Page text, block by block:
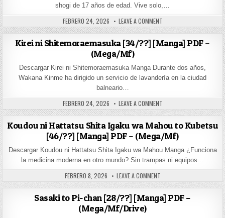
shogi de 17 años de edad. Vive solo,…
PUBLISHED DATE:
FEBRERO 24, 2026 LEAVE A COMMENTON 3-GATSU NO LION
Kirei ni Shitemoraemasuka [34/??] [Manga] PDF –
(Mega/Mf)
Descargar Kirei ni Shitemoraemasuka Manga Durante dos años,
Wakana Kinme ha dirigido un servicio de lavandería en la ciudad
balneario…
PUBLISHED DATE:
FEBRERO 24, 2026 LEAVE A COMMENTON KIREI NI
Koudou ni Hattatsu Shita Igaku wa Mahou to Kubetsu
[46/??] [Manga] PDF – (Mega/Mf)
Descargar Koudou ni Hattatsu Shita Igaku wa Mahou Manga ¿Funciona
la medicina moderna en otro mundo? Sin trampas ni equipos…
PUBLISHED DATE:
FEBRERO 8, 2026 LEAVE A COMMENTON KOUDOU NI
Sasaki to Pi-chan [28/??] [Manga] PDF –
(Mega/Mf/Drive)